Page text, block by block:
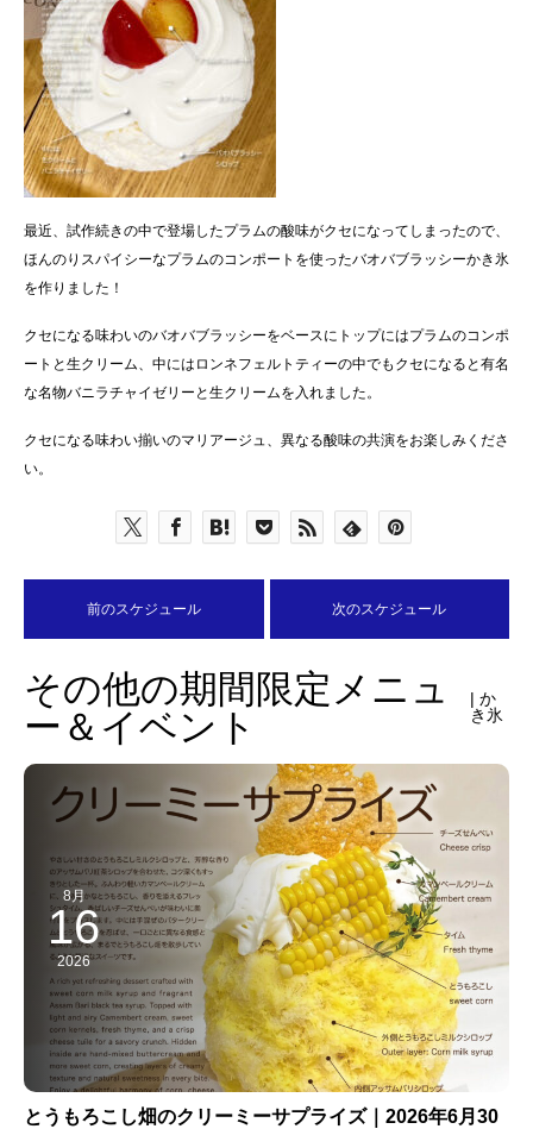
最近、試作続きの中で登場したプラムの酸味がクセになってしまったので、
ほんのりスパイシーなプラムのコンポートを使ったバオバブラッシーかき氷
を作りました！
クセになる味わいのバオバブラッシーをベースにトップにはプラムのコンポ
ートと生クリーム、中にはロンネフェルトティーの中でもクセになると有名
な名物バニラチャイゼリーと生クリームを入れました。
クセになる味わい揃いのマリアージュ、異なる酸味の共演をお楽しみくださ
い。
前のスケジュール 次のスケジュール
その他の期間限定メニュ
ー＆イベント
| か
き氷
8月
16
2026
とうもろこし畑のクリーミーサプライズ｜2026年6月30